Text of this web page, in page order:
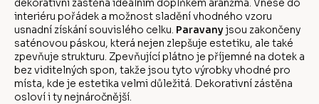
dekorativní zástěna ideálním doplňkem aranžmá. Vnese do
interiéru pořádek a možnost sladění vhodného vzoru
usnadní získání souvislého celku. Paravanyjsou zakončeny
saténovou páskou, která nejen zlepšuje estetiku, ale také
zpevňuje strukturu. Zpevňující plátno je příjemné na dotek a
bez viditelných spon, takže jsou tyto výrobky vhodné pro
místa, kde je estetika velmi důležitá. Dekorativní zástěna
osloví i ty nejnáročnější.